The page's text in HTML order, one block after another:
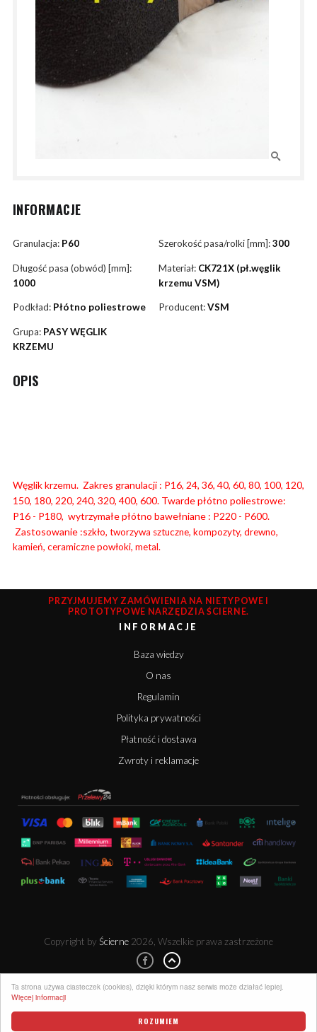
ROZUMIEM
Ta strona używa ciasteczek (cookies), dzięki którym nasz serwis może działać lepiej.
Więcej informacji
INFORMACJE
Granulacja: P60 Szerokość pasa/rolki [mm]:300
Długość pasa (obwód) [mm]:
1000
Materiał: CK721X (pł.węglik
krzemu VSM)
Podkład: Płótno poliestrowe Producent:VSM
Grupa: PASY WĘGLIK
KRZEMU
OPIS
Węglik krzemu. Zakres granulacji : P16, 24, 36, 40, 60, 80, 100, 120,
150, 180, 220, 240, 320, 400, 600. Twarde płótno poliestrowe:
P16 - P180, wytrzymałe płótno bawełniane : P220 - P600.
Zastosowanie :szkło, tworzywa sztuczne, kompozyty, drewno,
kamień, ceramiczne powłoki, metal.
PRZYJMUJEMY ZAMÓWIENIA NA NIETYPOWE I
PROTOTYPOWE NARZĘDZIA ŚCIERNE.
INFORMACJE
Baza wiedzy
O nas
Regulamin
Polityka prywatności
Płatność i dostawa
Zwroty i reklamacje
Copyright by Ścierne 2026, Wszelkie prawa zastrzeżone